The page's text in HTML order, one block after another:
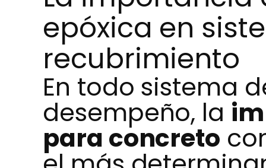
epóxica en
recubrimiento
En todo sistema
desempeño, la
para concreto